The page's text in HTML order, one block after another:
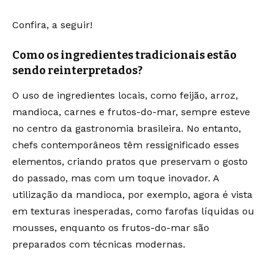
Confira, a seguir!
Como os ingredientes tradicionais estão
sendo reinterpretados?
O uso de ingredientes locais, como feijão, arroz,
mandioca, carnes e frutos-do-mar, sempre esteve
no centro da gastronomia brasileira. No entanto,
chefs contemporâneos têm ressignificado esses
elementos, criando pratos que preservam o gosto
do passado, mas com um toque inovador. A
utilização da mandioca, por exemplo, agora é vista
em texturas inesperadas, como farofas líquidas ou
mousses, enquanto os frutos-do-mar são
preparados com técnicas modernas.